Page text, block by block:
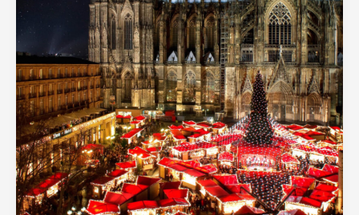
Europa:
Encanto
e
Tradição
no
Inverno
Europeu